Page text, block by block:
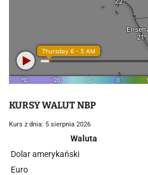
KURSY WALUT NBP
Kurs z dnia: 5 sierpnia 2026
Waluta
Dolar amerykański
Euro